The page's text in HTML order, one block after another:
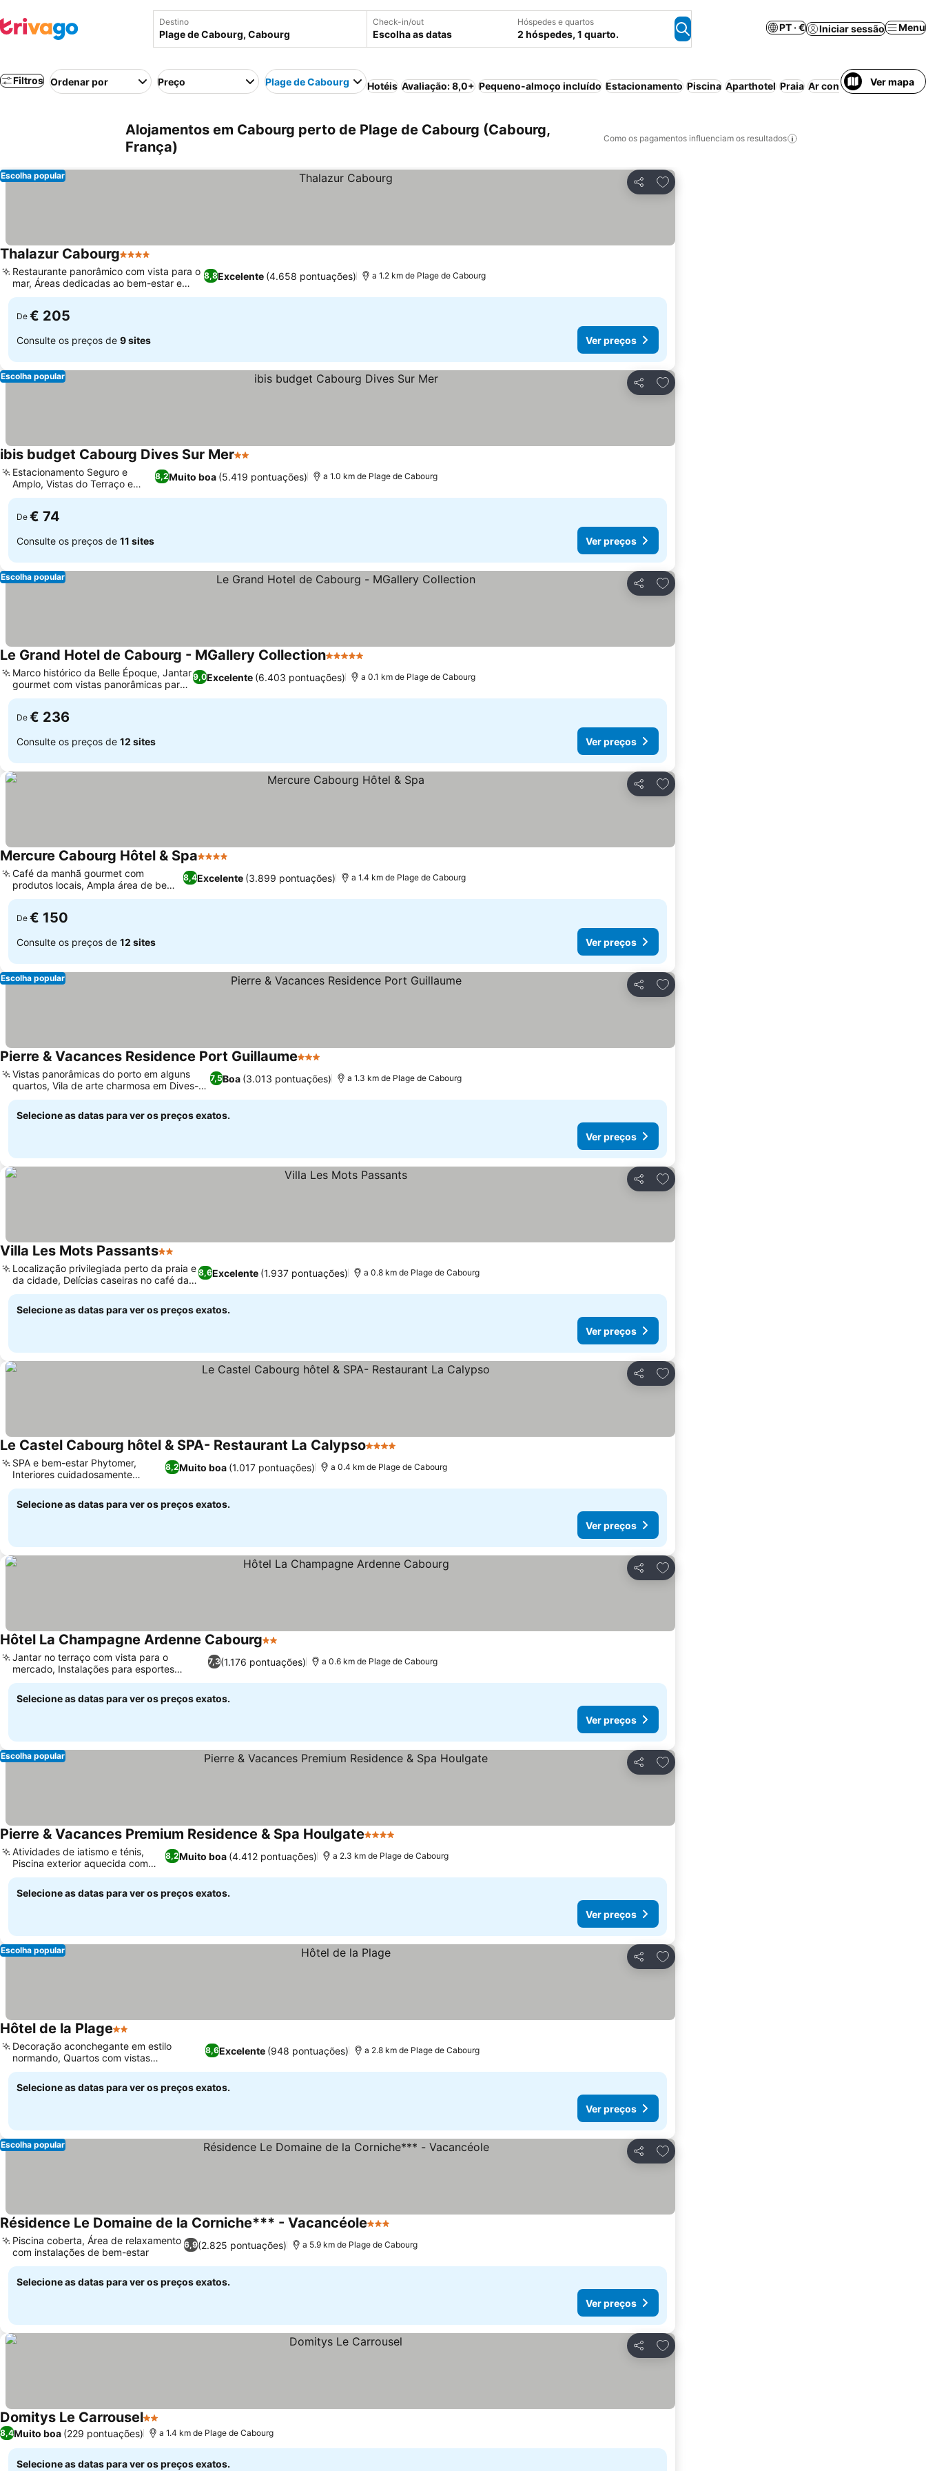
Destino Check-in/out
Escolha as datas
Hóspedes e quartos
2 hóspedes, 1 quarto.
PT · € Iniciar sessão Menu
Filtros Ordenar por Preço Plage de Cabourg Hotéis Avaliação: 8,0+ Pequeno-almoço incluído Estacionamento Piscina Aparthotel Praia Ar condicionado Casa/
Ver mapa
Alojamentos em Cabourg perto de Plage de Cabourg (Cabourg,
França)
Como os pagamentos influenciam os resultados
Partilhar
Adicionar aos favoritos
Escolha popular
Thalazur Cabourg4 Estrelas
8,8Excelente (4.658 pontuações)
Restaurante panorâmico com vista para o
mar, Áreas dedicadas ao bem-estar e
relaxamento
a 1.2 km de Plage de Cabourg
De € 205
Consulte os preços de 9 sites Ver preços
Partilhar
Adicionar aos favoritos
Escolha popular
ibis budget Cabourg Dives Sur Mer2 Estrelas
8,2Muito boa (5.419 pontuações)
Estacionamento Seguro e
Amplo, Vistas do Terraço e
Jardim
a 1.0 km de Plage de Cabourg
De € 74
Consulte os preços de 11 sites Ver preços
Partilhar
Adicionar aos favoritos
Escolha popular
Le Grand Hotel de Cabourg - MGallery Collection5 Estrelas
9,0Excelente (6.403 pontuações)
Marco histórico da Belle Époque, Jantar
gourmet com vistas panorâmicas para
o mar
a 0.1 km de Plage de Cabourg
De € 236
Consulte os preços de 12 sites Ver preços
Partilhar
Adicionar aos favoritos
Mercure Cabourg Hôtel & Spa4 Estrelas
8,4Excelente (3.899 pontuações)
Café da manhã gourmet com
produtos locais, Ampla área de bem-
estar e spa
a 1.4 km de Plage de Cabourg
De € 150
Consulte os preços de 12 sites Ver preços
Partilhar
Adicionar aos favoritos
Escolha popular
Pierre & Vacances Residence Port Guillaume3 Estrelas
7,5Boa (3.013 pontuações)
Vistas panorâmicas do porto em alguns
quartos, Vila de arte charmosa em Dives-
sur-Mer
a 1.3 km de Plage de Cabourg
Selecione as datas para ver os preços exatos.
Ver preços
Partilhar
Adicionar aos favoritos
Villa Les Mots Passants2 Estrelas
8,6Excelente (1.937 pontuações)
Localização privilegiada perto da praia e
da cidade, Delícias caseiras no café da
manhã
a 0.8 km de Plage de Cabourg
Selecione as datas para ver os preços exatos.
Ver preços
Partilhar
Adicionar aos favoritos
Le Castel Cabourg hôtel & SPA- Restaurant La Calypso4 Estrelas
8,2Muito boa (1.017 pontuações)
SPA e bem-estar Phytomer,
Interiores cuidadosamente
renovados
a 0.4 km de Plage de Cabourg
Selecione as datas para ver os preços exatos.
Ver preços
Partilhar
Adicionar aos favoritos
Hôtel La Champagne Ardenne Cabourg2 Estrelas
7,3(1.176 pontuações)
Jantar no terraço com vista para o
mercado, Instalações para esportes
aquáticos
a 0.6 km de Plage de Cabourg
Selecione as datas para ver os preços exatos.
Ver preços
Partilhar
Adicionar aos favoritos
Escolha popular
Pierre & Vacances Premium Residence & Spa Houlgate4 Estrelas
8,2Muito boa (4.412 pontuações)
Atividades de iatismo e ténis,
Piscina exterior aquecida com
vistas
a 2.3 km de Plage de Cabourg
Selecione as datas para ver os preços exatos.
Ver preços
Partilhar
Adicionar aos favoritos
Escolha popular
Hôtel de la Plage2 Estrelas
8,6Excelente (948 pontuações)
Decoração aconchegante em estilo
normando, Quartos com vistas
panorâmicas para o mar
a 2.8 km de Plage de Cabourg
Selecione as datas para ver os preços exatos.
Ver preços
Partilhar
Adicionar aos favoritos
Escolha popular
Résidence Le Domaine de la Corniche*** - Vacancéole3 Estrelas
6,9(2.825 pontuações)
Piscina coberta, Área de relaxamento
com instalações de bem-estar
a 5.9 km de Plage de Cabourg
Selecione as datas para ver os preços exatos.
Ver preços
Partilhar
Adicionar aos favoritos
Domitys Le Carrousel2 Estrelas
8,4Muito boa (229 pontuações) a 1.4 km de Plage de Cabourg
Selecione as datas para ver os preços exatos.